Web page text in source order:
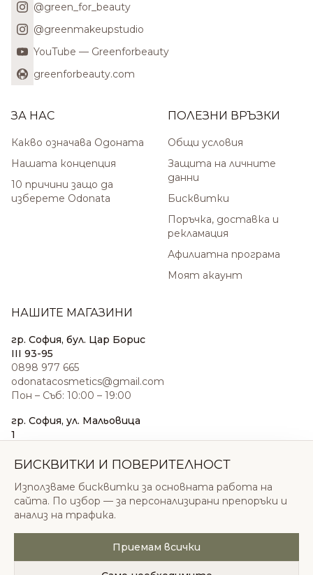
@green_for_beauty
@greenmakeupstudio
YouTube — Greenforbeauty
greenforbeauty.com
ЗА НАС
Какво означава Одоната
Нашата концепция
10 причини защо да
изберете Odonata
ПОЛЕЗНИ ВРЪЗКИ
Общи условия
Защита на личните
данни
Бисквитки
Поръчка, доставка и
рекламация
Афилиатна програма
Моят акаунт
НАШИТЕ МАГАЗИНИ
гр. София, бул. Цар Борис
III 93-95
0898 977 665
odonatacosmetics@gmail.com
Пон – Съб: 10:00 – 19:00
гр. София, ул. Мальовица
1
sales@odonatacosmetics.com
Нед: 11:00 – 18:00
© 2026 Одоната Козметикс ООД. Всички права
запазени.
БИСКВИТКИ И ПОВЕРИТЕЛНОСТ
Използваме бисквитки за основната работа на
сайта. По избор — за персонализирани препоръки и
анализ на трафика.
Приемам всички